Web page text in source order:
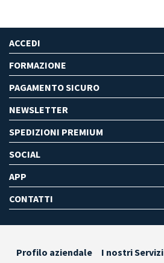
ACCEDI
FORMAZIONE
PAGAMENTO SICURO
NEWSLETTER
SPEDIZIONI PREMIUM
SOCIAL
APP
CONTATTI
Profilo aziendale I nostri Servizi